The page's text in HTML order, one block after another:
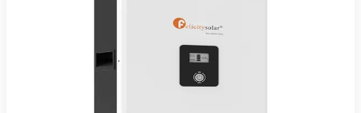
Batterie LiFePO4 Felicity 100Ah 48V
Batterie lithium LiFePO4 Felicity Solar 48 V 100 Ah — sécurité,